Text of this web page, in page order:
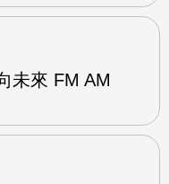
未來 FM AM